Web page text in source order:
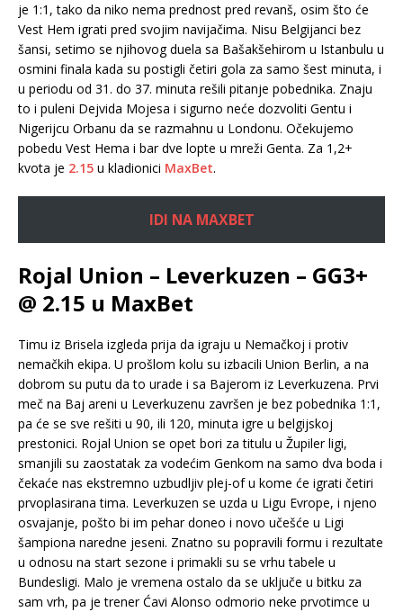
je 1:1, tako da niko nema prednost pred revanš, osim što će
Vest Hem igrati pred svojim navijačima. Nisu Belgijanci bez
šansi, setimo se njihovog duela sa Bašakšehirom u Istanbulu u
osmini finala kada su postigli četiri gola za samo šest minuta, i
u periodu od 31. do 37. minuta rešili pitanje pobednika. Znaju
to i puleni Dejvida Mojesa i sigurno neće dozvoliti Gentu i
Nigerijcu Orbanu da se razmahnu u Londonu. Očekujemo
pobedu Vest Hema i bar dve lopte u mreži Genta. Za 1,2+
kvota je 2.15 u kladionici MaxBet.
IDI NA MAXBET
Rojal Union – Leverkuzen – GG3+
@ 2.15 u MaxBet
Timu iz Brisela izgleda prija da igraju u Nemačkoj i protiv
nemačkih ekipa. U prošlom kolu su izbacili Union Berlin, a na
dobrom su putu da to urade i sa Bajerom iz Leverkuzena. Prvi
meč na Baj areni u Leverkuzenu završen je bez pobednika 1:1,
pa će se sve rešiti u 90, ili 120, minuta igre u belgijskoj
prestonici. Rojal Union se opet bori za titulu u Župiler ligi,
smanjili su zaostatak za vodećim Genkom na samo dva boda i
čekaće nas ekstremno uzbudljiv plej-of u kome će igrati četiri
prvoplasirana tima. Leverkuzen se uzda u Ligu Evrope, i njeno
osvajanje, pošto bi im pehar doneo i novo učešće u Ligi
šampiona naredne jeseni. Znatno su popravili formu i rezultate
u odnosu na start sezone i primakli su se vrhu tabele u
Bundesligi. Malo je vremena ostalo da se uključe u bitku za
sam vrh, pa je trener Ćavi Alonso odmorio neke prvotimce u